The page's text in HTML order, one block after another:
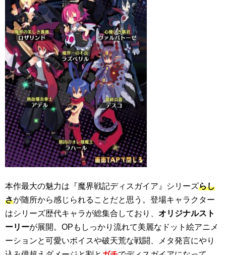
本作最大の魅力は『魔界戦記ディスガイア』シリーズらし
さが随所から感じられることだと思う。登場キャラクター
はシリーズ歴代キャラが総集合しており、 オリジナルスト
ーリーが展開。OPもしっかり流れて美麗なドット絵アニメ
ーションと可愛いボイスや破天荒な戦闘、メタ発言にやり